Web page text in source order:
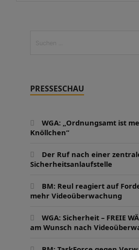
PRESSESCHAU
WGA: „Ordnungsamt ist
Knöllchen“
Der Ruf nach einer
Sicherheitsanlaufstelle
BM: Reul reagiert auf
mehr Videoüberwachung
WGA: Sicherheit – FREIE
am Wunsch nach